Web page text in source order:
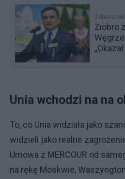
Zobacz
Ziobro
Unia wchodzi na na
To, co Unia widziała jako
widzieli jako realne
Umowa z MERCOUR od
na rękę Moskwie,